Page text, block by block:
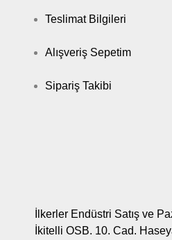
Teslimat Bilgileri
Alışveriş Sepetim
Sipariş Takibi
İlkerler Endüstri Satış ve
İkitelli OSB. 10. Cad.